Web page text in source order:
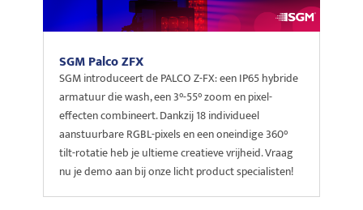
SGM Palco ZFX
SGM introduceert de PALCO Z-FX: een IP65 hybride
armatuur die wash, een 3°-55° zoom en pixel-
effecten combineert. Dankzij 18 individueel
aanstuurbare RGBL-pixels en een oneindige 360°
tilt-rotatie heb je ultieme creatieve vrijheid. Vraag
nu je demo aan bij onze licht product specialisten!